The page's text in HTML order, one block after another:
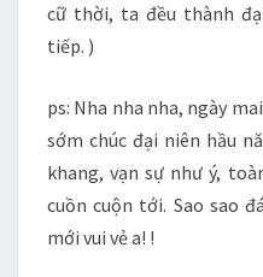
cữ thời, ta đều thành
tiếp. )
ps: Nha nha nha, ngày
sớm chúc đại niên hầu
khang, vạn sự như ý,
cuồn cuộn tới. Sao sao
mới vui vẻ a! !